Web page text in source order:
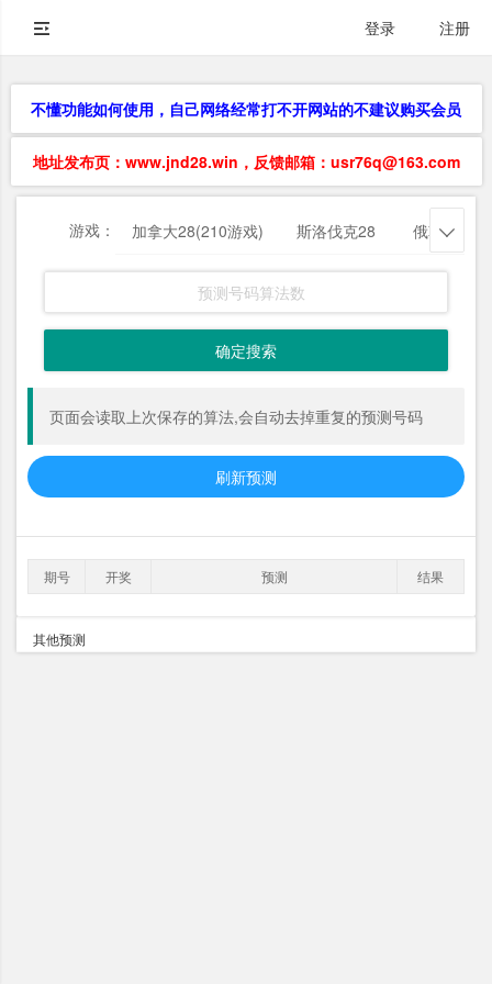
登录 注册
不懂功能如何使用，自己网络经常打不开网站的不建议购买会员
地址发布页：www.jnd28.win，反馈邮箱：usr76q@163.com
游戏： 加拿大28(210游戏) 斯洛伐克28 俄勒冈28

确定搜索
页面会读取上次保存的算法,会自动去掉重复的预测号码
刷新预测
期号 开奖 预测 结果
其他预测